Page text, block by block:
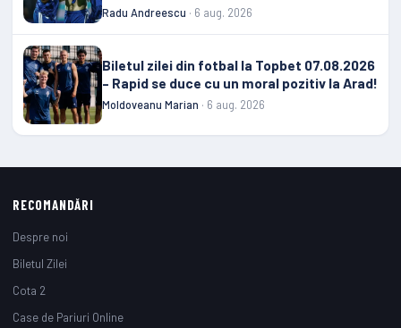
Radu Andreescu · 6 aug. 2026
Biletul zilei din fotbal la Topbet 07.08.2026
– Rapid se duce cu un moral pozitiv la Arad!
Moldoveanu Marian · 6 aug. 2026
RECOMANDĂRI
Despre noi
Biletul Zilei
Cota 2
Case de Pariuri Online